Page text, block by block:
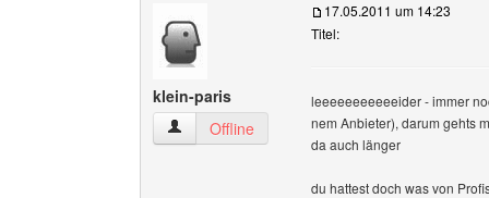
klein-paris
klein-paris Benutzer-Profile anzeigen
Offline
17.05.2011 um 14:23
Titel:
leeeeeeeeeeeider - immer
nem Anbieter), darum gehts
da auch länger
du hattest doch was von